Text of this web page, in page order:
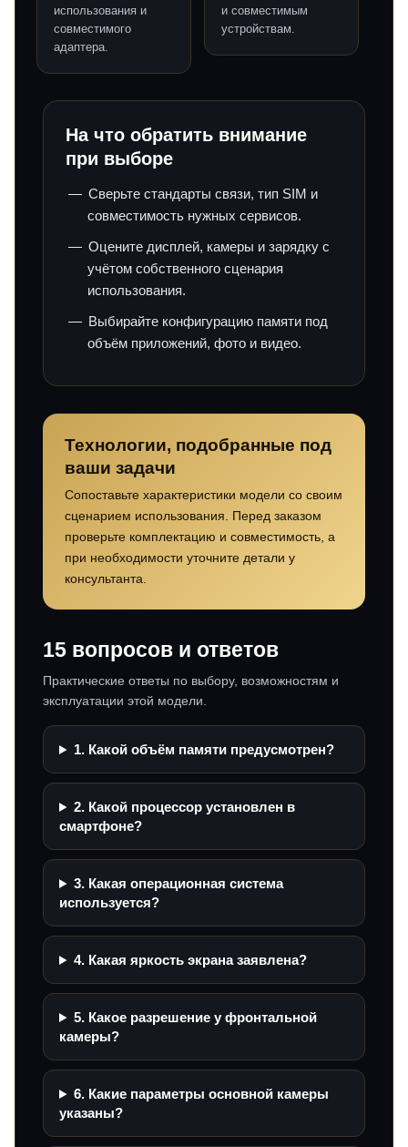
использования и
совместимого
адаптера.
и совместимым
устройствам.
На что обратить внимание
при выборе
Сверьте стандарты связи, тип SIM и
совместимость нужных сервисов.
Оцените дисплей, камеры и зарядку с
учётом собственного сценария
использования.
Выбирайте конфигурацию памяти под
объём приложений, фото и видео.
Технологии, подобранные под
ваши задачи
Сопоставьте характеристики модели со своим
сценарием использования. Перед заказом
проверьте комплектацию и совместимость, а
при необходимости уточните детали у
консультанта.
15 вопросов и ответов
Практические ответы по выбору, возможностям и
эксплуатации этой модели.
1. Какой объём памяти предусмотрен?
2. Какой процессор установлен в
смартфоне?
3. Какая операционная система
используется?
4. Какая яркость экрана заявлена?
5. Какое разрешение у фронтальной
камеры?
6. Какие параметры основной камеры
указаны?